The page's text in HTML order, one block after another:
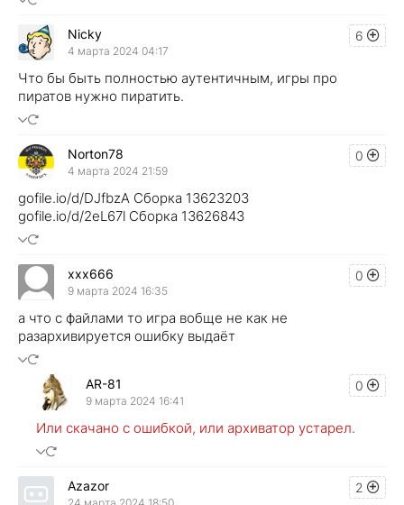
6
Nicky
4 марта 2024 04:17
Что бы быть полностью аутентичным, игры про
пиратов нужно пиратить.
0
Norton78
4 марта 2024 21:59
gofile.io/d/DJfbzA Сборка 13623203
gofile.io/d/2eL67l Сборка 13626843
0
xxx666
9 марта 2024 16:35
а что с файлами то игра вобще не как не
разархивируется ошибку выдаёт
0
AR-81
9 марта 2024 16:41
Или скачано с ошибкой, или архиватор устарел.
2
Azazor